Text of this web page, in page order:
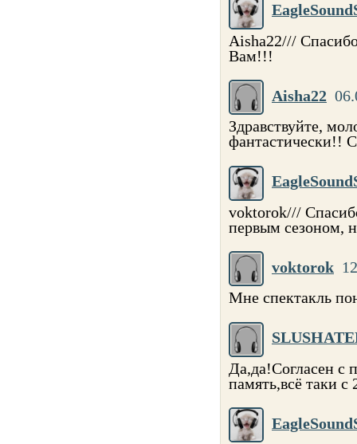
Aisha22///
Вам!!!
Aisha22
Здравствуйте,
фантастически!!
voktorok///
первым сезоном,
voktorok
Мне спектакль
Да,да!Согласен с
память,всё таки